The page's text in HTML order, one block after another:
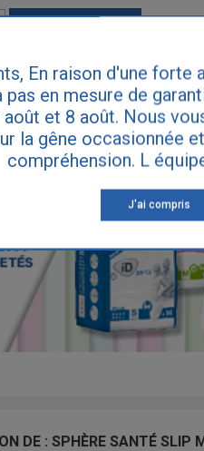
SPHÈRE SANTÉ SLIP
DE : SPHÈRE SANTÉ SLIP
En raison d'une
pas en mesure de
et 8 août. Nous
la gêne occasionnée
compréhension. L
J'ai compris